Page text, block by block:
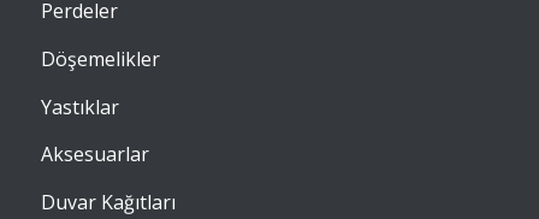
Perdeler
Döşemelikler
Yastıklar
Aksesuarlar
Duvar Kağıtları